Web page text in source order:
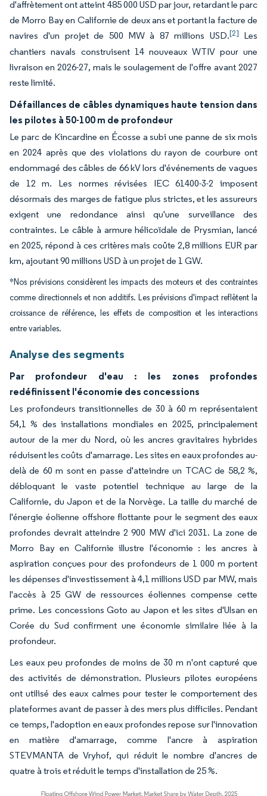
d'affrètement ont atteint 485 000 USD par jour, retardant le parc
de Morro Bay en Californie de deux ans et portant la facture de
navires d'un projet de 500 MW à 87 millions USD.[2] Les
chantiers navals construisent 14 nouveaux WTIV pour une
livraison en 2026-27, mais le soulagement de l'offre avant 2027
reste limité.
Défaillances de câbles dynamiques haute tension dans
les pilotes à 50-100 m de profondeur
Le parc de Kincardine en Écosse a subi une panne de six mois
en 2024 après que des violations du rayon de courbure ont
endommagé des câbles de 66 kV lors d'événements de vagues
de 12 m. Les normes révisées IEC 61400-3-2 imposent
désormais des marges de fatigue plus strictes, et les assureurs
exigent une redondance ainsi qu'une surveillance des
contraintes. Le câble à armure hélicoïdale de Prysmian, lancé
en 2025, répond à ces critères mais coûte 2,8 millions EUR par
km, ajoutant 90 millions USD à un projet de 1 GW.
*Nos prévisions considèrent les impacts des moteurs et des contraintes
comme directionnels et non additifs. Les prévisions d'impact reflètent la
croissance de référence, les effets de composition et les interactions
entre variables.
Analyse des segments
Par profondeur d'eau : les zones profondes
redéfinissent l'économie des concessions
Les profondeurs transitionnelles de 30 à 60 m représentaient
54,1 % des installations mondiales en 2025, principalement
autour de la mer du Nord, où les ancres gravitaires hybrides
réduisent les coûts d'amarrage. Les sites en eaux profondes au-
delà de 60 m sont en passe d'atteindre un TCAC de 58,2 %,
débloquant le vaste potentiel technique au large de la
Californie, du Japon et de la Norvège. La taille du marché de
l'énergie éolienne offshore flottante pour le segment des eaux
profondes devrait atteindre 2 900 MW d'ici 2031. La zone de
Morro Bay en Californie illustre l'économie : les ancres à
aspiration conçues pour des profondeurs de 1 000 m portent
les dépenses d'investissement à 4,1 millions USD par MW, mais
l'accès à 25 GW de ressources éoliennes compense cette
prime. Les concessions Goto au Japon et les sites d'Ulsan en
Corée du Sud confirment une économie similaire liée à la
profondeur.
Les eaux peu profondes de moins de 30 m n'ont capturé que
des activités de démonstration. Plusieurs pilotes européens
ont utilisé des eaux calmes pour tester le comportement des
plateformes avant de passer à des mers plus difficiles. Pendant
ce temps, l'adoption en eaux profondes repose sur l'innovation
en matière d'amarrage, comme l'ancre à aspiration
STEVMANTA de Vryhof, qui réduit le nombre d'ancres de
quatre à trois et réduit le temps d'installation de 25 %.